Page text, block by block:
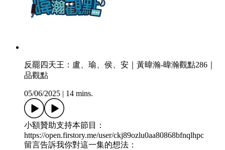
反罷四天王：盧、瑜、侯、安｜黃暐瀚-暐瀚觀點286｜
品觀點
05/06/2025 14 mins.
小額贊助支持本節目：
https://open.firstory.me/user/ckj89ozlu0aa80868bfnqlhpc
留言告訴我你對這一集的想法：